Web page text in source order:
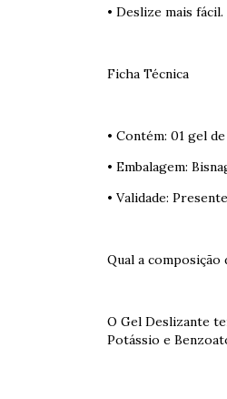
• Deslize mais fácil.
Ficha Técnica
• Contém: 01 gel
• Embalagem:
• Validade:
Qual a composição
O Gel Deslizante
Potássio e